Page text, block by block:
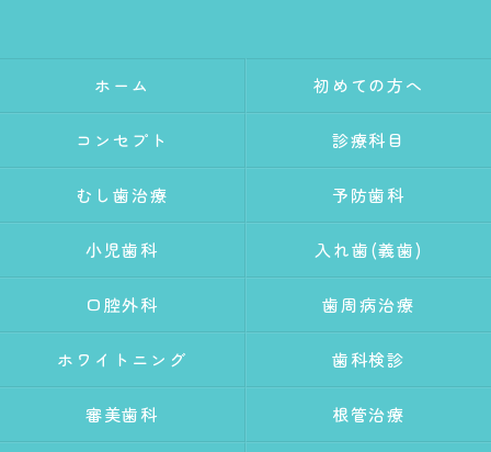
ホーム 初めての方へ
コンセプト 診療科目
むし歯治療 予防歯科
小児歯科 入れ歯(義歯)
口腔外科 歯周病治療
ホワイトニング 歯科検診
審美歯科 根管治療